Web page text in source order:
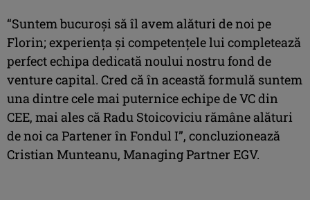
“Suntem bucuroși să îl avem alături de noi pe
Florin; experiența și competențele lui completează
perfect echipa dedicată noului nostru fond de
venture capital. Cred că în această formulă suntem
una dintre cele mai puternice echipe de VC din
CEE, mai ales că Radu Stoicoviciu rămâne alături
de noi ca Partener în Fondul I”, concluzionează
Cristian Munteanu, Managing Partner EGV.